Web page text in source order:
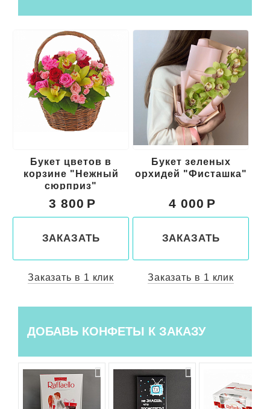
Букет зеленых
орхидей "Фисташка"
4 000
ЗАКАЗАТЬ
Заказать в 1 клик
Букет в фиолетово
желтой гамме
4 100
ЗАКАЗАТЬ
Заказать в 1 клик
ДОБАВЬ КОНФЕТЫ К ЗАКАЗУ